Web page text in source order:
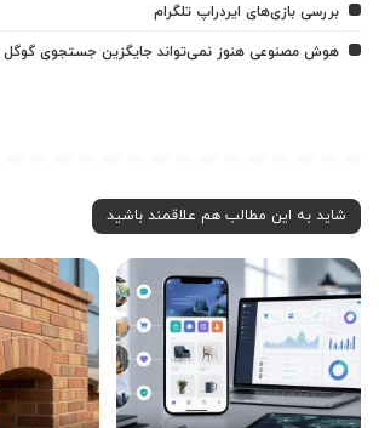
بررسی بازی‌های ایردراپ تلگرام
هوش مصنوعی هنوز نمی‌تواند جایگزین جستجوی
شاید به این مطالب هم علاقمند باشید